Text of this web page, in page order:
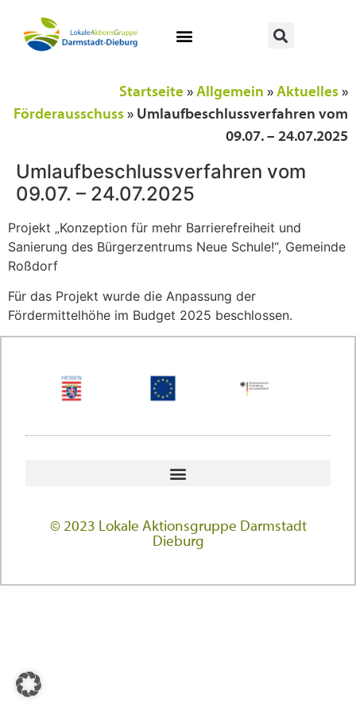
Startseite»Allgemein »Aktuelles»
Förderausschuss» Umlaufbeschlussverfahren vom
09.07. – 24.07.2025
Umlaufbeschlussverfahren vom
09.07. – 24.07.2025
Projekt „Konzeption für mehr Barrierefreiheit und
Sanierung des Bürgerzentrums Neue Schule!“, Gemeinde
Roßdorf
Für das Projekt wurde die Anpassung der
Fördermittelhöhe im Budget 2025 beschlossen.
© 2023 Lokale Aktionsgruppe Darmstadt
Dieburg